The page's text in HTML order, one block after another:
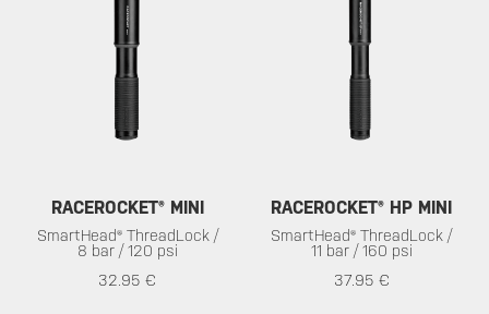
RACEROCKET® MINI
SmartHead® ThreadLock /
8 bar / 120 psi
32.95 €
RACEROCKET® HP MINI
SmartHead® ThreadLock /
11 bar / 160 psi
37.95 €